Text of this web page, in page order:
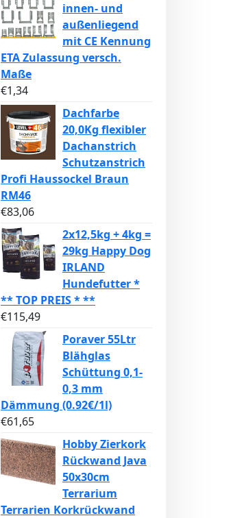
innen- und
außenliegend
mit CE Kennung
ETA Zulassung versch.
Maße
€1,34
Dachfarbe
20,0Kg flexibler
Dachanstrich
Schutzanstrich
Profi Haussockel Braun
RM46
€83,06
2x12,5kg + 4kg =
29kg Happy Dog
IRLAND
Hundefutter *
** TOP PREIS * **
€115,49
Poraver 55Ltr
Blähglas
Schüttung 0,1-
0,3 mm
Dämmung (0.92€/1l)
€61,65
Hobby Zierkork
Rückwand Java
50x30cm
Terrarium
Terrarien Korkrückwand